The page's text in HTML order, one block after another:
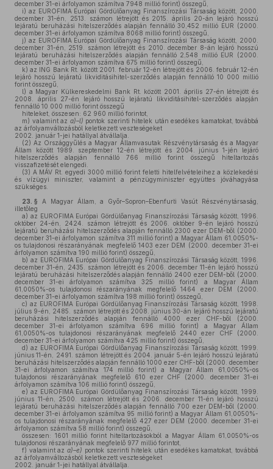
december 31-ei árfolyamon számítva 7948 millió forint) összegű,
i) az EUROFIMA Európai Gördülőanyag Finanszírozási Társaság között, 2000.
december 31-én, 2513. számon létrejött és 2015. április 20-án lejáró hosszú
lejáratú beruházási hitelszerződés alapján fennálló 30,452 millió EUR (2000.
december 31-ei árfolyamon számítva 8068 millió forint) összegű,
j) az EUROFIMA Európai Gördülőanyag Finanszírozási Társaság között, 2000.
december 31-én, 2519. számon létrejött és 2010. december 8-án lejáró hosszú
lejáratú beruházási hitelszerződés alapján fennálló 2,548 millió EUR (2000.
december 31-ei árfolyamon számítva 675 millió forint) összegű,
k) az ING Bank Rt. között 2001. február 12-én létrejött és 2006. február 12-én
lejáró hosszú lejáratú likviditásihitel-szerződés alapján fennálló 10 000 millió
forint összegű,
l) a Magyar Külkereskedelmi Bank Rt. között 2001. április 27-én létrejött és
2008. április 27-én lejáró hosszú lejáratú likviditásihitel-szerződés alapján
fennálló 10 000 millió forint összegű
hiteleket, összesen: 62 960 millió forintot,
m) valamint az a)–l) pontok szerinti hitelek után esedékes kamatokat, továbbá
az árfolyamváltozásból keletkezett veszteségeket
2002. január 1-jei hatállyal átvállalja.
(2) Az Országgyűlés a Magyar Államvasutak Részvénytársaság és a Magyar
Állam között 1989. szeptember 12-én létrejött és 2004. június 1-jén lejáró
hitelszerződés alapján fennálló 766 millió forint összegű hiteltartozás
visszafizetését elengedi.
(3) A MÁV Rt. egyedi 3000 millió forint feletti hitelfelvételeihez a közlekedési
és vízügyi miniszter, valamint a pénzügyminiszter együttes jóváhagyása
szükséges.
23. § A Magyar Állam, a Győr–Sopron–Ebenfurti Vasút Részvénytársaság,
illetőleg
a) az EUROFIMA Európai Gördülőanyag Finanszírozási Társaság között, 1996.
október 24-én, 2424. számon létrejött és 2006. október 9-én lejáró hosszú
lejáratú beruházási hitelszerződés alapján fennálló 2300 ezer DEM-ből (2000.
december 31-ei árfolyamon számítva 311 millió forint) a Magyar Állam 61,0050%-
os tulajdonosi részarányának megfelelő 1403 ezer DEM (2000. december 31-ei
árfolyamon számítva 190 millió forint) összegű,
b) az EUROFIMA Európai Gördülőanyag Finanszírozási Társaság között, 1996.
december 31-én, 2435. számon létrejött és 2006. december 11-én lejáró hosszú
lejáratú beruházási hitelszerződés alapján fennálló 2400 ezer DEM-ből (2000.
december 31-ei árfolyamon számítva 325 millió forint) a Magyar Állam
61,0050%-os tulajdonosi részarányának megfelelő 1464 ezer DEM (2000.
december 31-ei árfolyamon számítva 198 millió forint) összegű,
c) az EUROFIMA Európai Gördülőanyag Finanszírozási Társaság között, 1998.
július 9-én, 2485. számon létrejött és 2008. június 30-án lejáró hosszú lejáratú
beruházási hitelszerződés alapján fennálló 4000 ezer CHF-ből (2000.
december 31-ei árfolyamon számítva 696 millió forint) a Magyar Állam
61,0050%-os tulajdonosi részarányának megfelelő 2440 ezer CHF (2000.
december 31-ei árfolyamon számítva 425 millió forint) összegű,
d) az EUROFIMA Európai Gördülőanyag Finanszírozási Társaság között, 1999.
június 11-én, 2491. számon létrejött és 2004. január 5-én lejáró hosszú lejáratú
beruházási hitelszerződés alapján fennálló 1000 ezer CHF-ből (2000. december
31-ei árfolyamon számítva 174 millió forint) a Magyar Állam 61,0050%-os
tulajdonosi részarányának megfelelő 610 ezer CHF (2000. december 31-ei
árfolyamon számítva 106 millió forint) összegű,
e) az EUROFIMA Európai Gördülőanyag Finanszírozási Társaság között, 1999.
június 11-én, 2500. számon létrejött és 2006. december 11-én lejáró hosszú
lejáratú beruházási hitelszerződés alapján fennálló 700 ezer DEM-ből (2000.
december 31-ei árfolyamon számítva 95 millió forint) a Magyar Állam 61,0050%-
os tulajdonosi részarányának megfelelő 427 ezer DEM (2000. december 31-ei
árfolyamon számítva 58 millió forint) összegű,
összesen: 1601 millió forint hiteltartozásokból a Magyar Állam 61,0050%-os
tulajdonosi részarányának megfelelő 977 millió forintot,
f) valamint aza)–e) pontok szerinti hitelek után esedékes kamatokat, továbbá
az árfolyamváltozásból keletkezett veszteségeket
2002. január 1-jei hatállyal átvállalja.